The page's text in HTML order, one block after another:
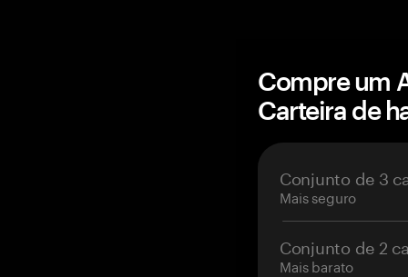
Compre um
Carteira de
Conjunto de 3
Mais seguro
Conjunto de 2
Mais barato